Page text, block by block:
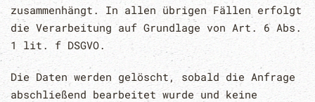
zusammenhängt. In allen übrigen Fällen erfolgt
die Verarbeitung auf Grundlage von Art. 6 Abs.
1 lit. f DSGVO.
Die Daten werden gelöscht, sobald die Anfrage
abschließend bearbeitet wurde und keine